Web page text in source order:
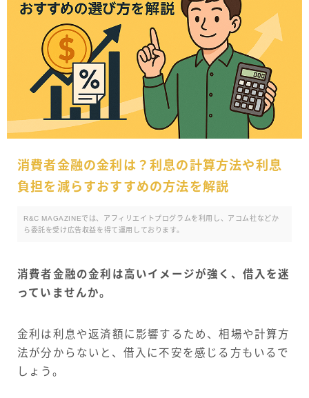
「低金利」 で借りたい
カードローンランキング
消費者金融の金利は？利息の計算方法や利息
負担を減らすおすすめの方法を解説
R&C MAGAZINEでは、アフィリエイトプログラムを利用し、アコム社などか
ら委託を受け広告収益を得て運用しております。
消費者金融の金利は高いイメージが強く、借入を迷
っていませんか。
金利は利息や返済額に影響するため、相場や計算方
法が分からないと、借入に不安を感じる方もいるで
しょう。